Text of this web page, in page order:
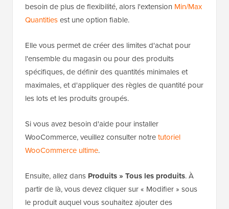
besoin de plus de flexibilité, alors l'extension Min/Max
Quantitiesest une option fiable.
Elle vous permet de créer des limites d'achat pour
l'ensemble du magasin ou pour des produits
spécifiques, de définir des quantités minimales et
maximales, et d'appliquer des règles de quantité pour
les lots et les produits groupés.
Si vous avez besoin d'aide pour installer
WooCommerce, veuillez consulter notretutoriel
WooCommerce ultime.
Ensuite, allez dans Produits » Tous les produits. À
partir de là, vous devez cliquer sur « Modifier » sous
le produit auquel vous souhaitez ajouter des